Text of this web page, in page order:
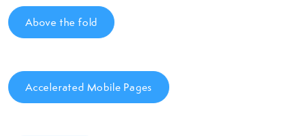
Above the fold
Accelerated Mobile Pages